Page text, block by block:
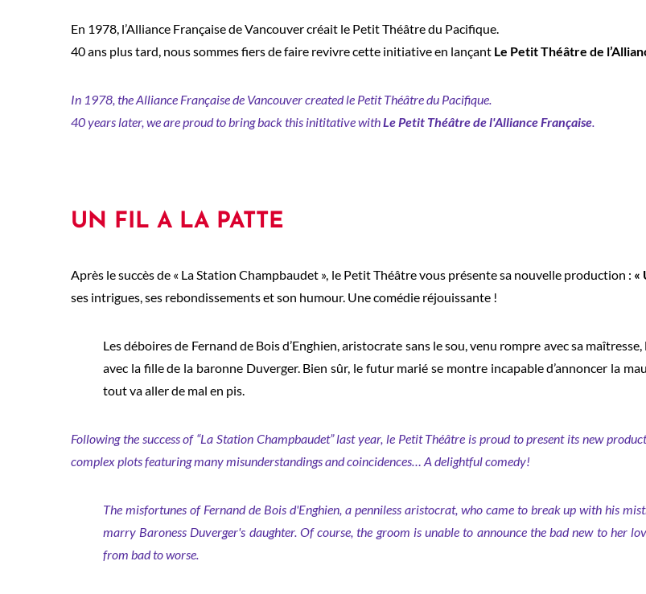
En 1978, l’Alliance Française de Vancouver créait le Petit Théâtre du Pacifique.
40 ans plus tard, nous sommes fiers de faire revivre cette initiative en lançant Le Petit Théâtre de
In 1978, the Alliance Française de Vancouver created le Petit Théâtre du Pacifique.
40 years later, we are proud to bring back this inititative withLe Petit Théâtre de l'Alliance Française
UN FIL A LA PATTE
Après le succès de « La Station Champbaudet », le Petit Théâtre vous présente sa nouvelle production : «
ses intrigues, ses rebondissements et son humour. Une comédie réjouissante !
Les déboires de Fernand de Bois d’Enghien, aristocrate sans le sou, venu rompre avec sa
avec la fille de la baronne Duverger. Bien sûr, le futur marié se montre incapable d’annoncer la
tout va aller de mal en pis.
Following the success of “La Station Champbaudet” last year, le Petit Théâtre is proud to present its new
complex plots featuring many misunderstandings and coincidences… A delightful comedy!
The misfortunes of Fernand de Bois d'Enghien, a penniless aristocrat, who came to break up with his
marry Baroness Duverger's daughter. Of course, the groom is unable to announce the bad new to her
from bad to worse.